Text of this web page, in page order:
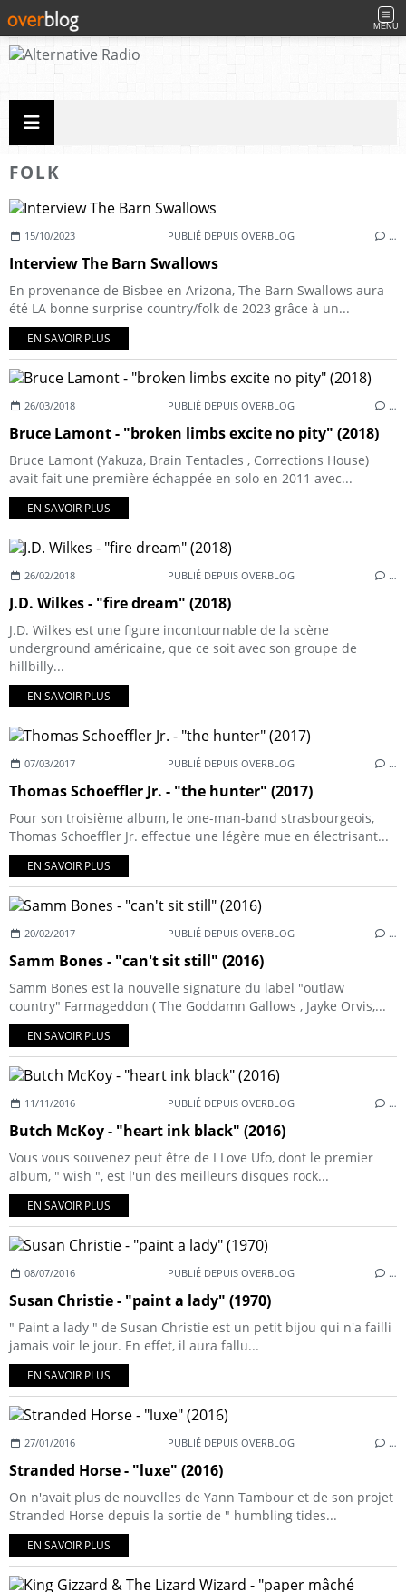
MENU
FOLK
15/10/2023 PUBLIÉ DEPUIS OVERBLOG …
Interview The Barn Swallows
En provenance de Bisbee en Arizona, The Barn Swallows aura
été LA bonne surprise country/folk de 2023 grâce à un...
EN SAVOIR PLUS
26/03/2018 PUBLIÉ DEPUIS OVERBLOG …
Bruce Lamont - "broken limbs excite no pity" (2018)
Bruce Lamont (Yakuza, Brain Tentacles , Corrections House)
avait fait une première échappée en solo en 2011 avec...
EN SAVOIR PLUS
26/02/2018 PUBLIÉ DEPUIS OVERBLOG …
J.D. Wilkes - "fire dream" (2018)
J.D. Wilkes est une figure incontournable de la scène
underground américaine, que ce soit avec son groupe de
hillbilly...
EN SAVOIR PLUS
07/03/2017 PUBLIÉ DEPUIS OVERBLOG …
Thomas Schoeffler Jr. - "the hunter" (2017)
Pour son troisième album, le one-man-band strasbourgeois,
Thomas Schoeffler Jr. effectue une légère mue en électrisant...
EN SAVOIR PLUS
20/02/2017 PUBLIÉ DEPUIS OVERBLOG …
Samm Bones - "can't sit still" (2016)
Samm Bones est la nouvelle signature du label "outlaw
country" Farmageddon ( The Goddamn Gallows , Jayke Orvis,...
EN SAVOIR PLUS
11/11/2016 PUBLIÉ DEPUIS OVERBLOG …
Butch McKoy - "heart ink black" (2016)
Vous vous souvenez peut être de I Love Ufo, dont le premier
album, " wish ", est l'un des meilleurs disques rock...
EN SAVOIR PLUS
08/07/2016 PUBLIÉ DEPUIS OVERBLOG …
Susan Christie - "paint a lady" (1970)
" Paint a lady " de Susan Christie est un petit bijou qui n'a failli
jamais voir le jour. En effet, il aura fallu...
EN SAVOIR PLUS
27/01/2016 PUBLIÉ DEPUIS OVERBLOG …
Stranded Horse - "luxe" (2016)
On n'avait plus de nouvelles de Yann Tambour et de son projet
Stranded Horse depuis la sortie de " humbling tides...
EN SAVOIR PLUS